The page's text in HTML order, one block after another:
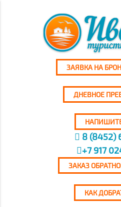
ЗАЯВКА НА
ДНЕВНОЕ
8 (8452)
+7 917
ЗАКАЗ
КАК